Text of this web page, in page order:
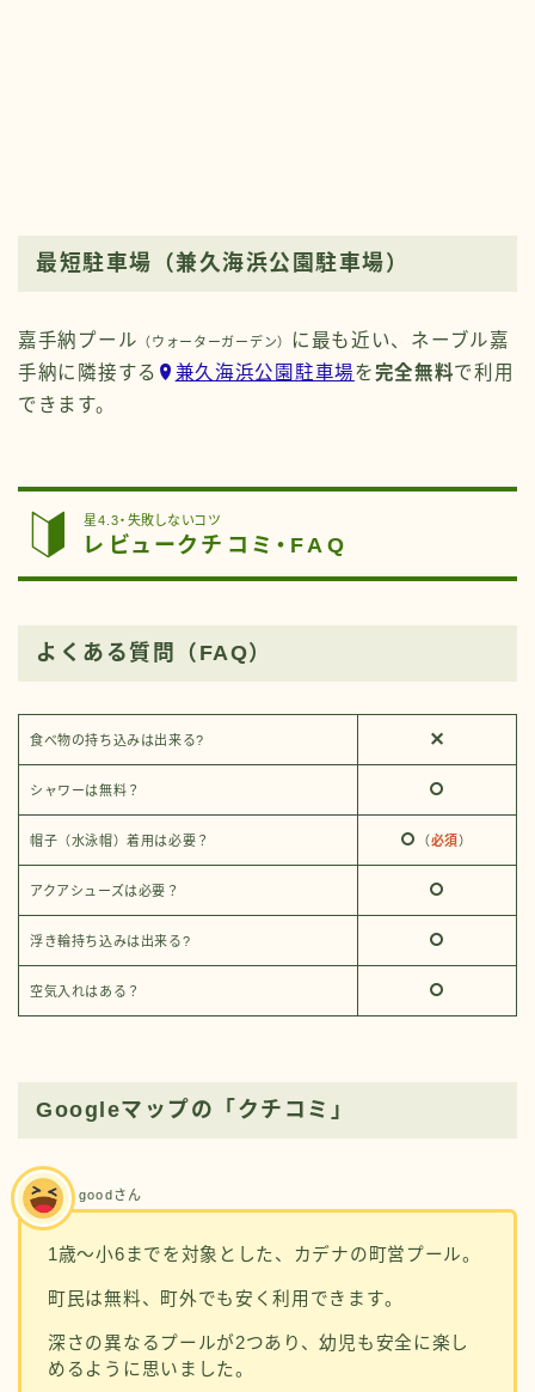
最短駐車場（兼久海浜公園駐車場）
嘉手納プール （ウォーターガーデン）
に最も近い、ネーブル嘉
手納に隣接する
兼久海浜公園駐車場を完全無料で利用
できます。
星4.3・失敗しないコツ
レビュークチコミ・FAQ
よくある質問（FAQ）
食べ物の持ち込みは出来る?
シャワーは無料？
帽子（水泳帽）着用は必要？ （必須）
アクアシューズは必要？
浮き輪持ち込みは出来る?
空気入れはある？
Googleマップの「クチコミ」
1歳〜小6までを対象とした、カデナの町営プール。
町民は無料、町外でも安く利用できます。
深さの異なるプールが2つあり、幼児も安全に楽し
めるように思いました。
goodさん